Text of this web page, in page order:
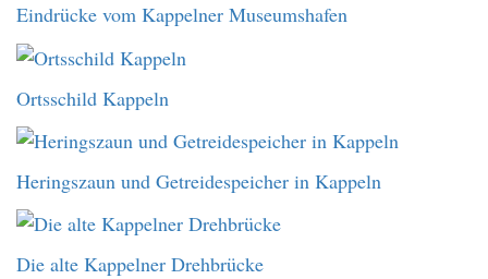
Eindrücke vom Kappelner Museumshafen
Ortsschild Kappeln
Heringszaun und Getreidespeicher in Kappeln
Die alte Kappelner Drehbrücke